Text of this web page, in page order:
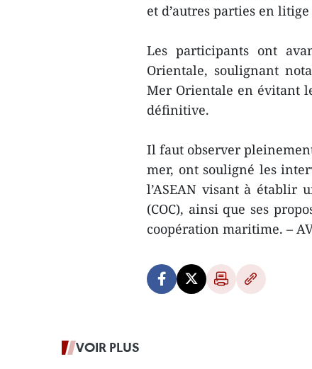
et d’autres parties en
Les participants ont
Orientale, soulignant
Mer Orientale en évitant
définitive.
Il faut observer
mer, ont souligné les
l’ASEAN visant à établir
(COC), ainsi que ses
coopération maritime. –
VOIR PLUS